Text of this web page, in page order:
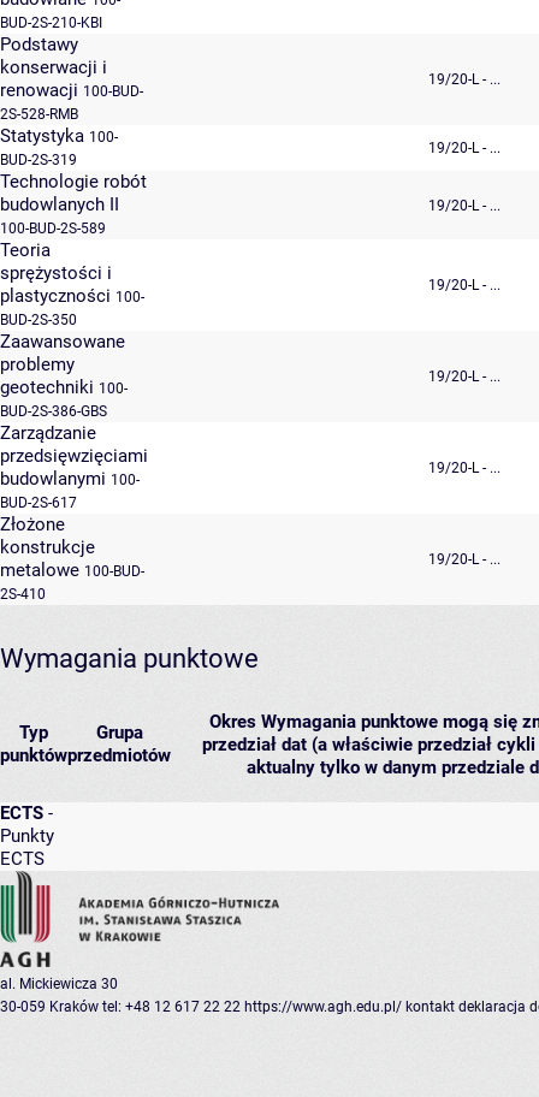
BUD-2S-210-KBI
Podstawy
konserwacji i
renowacji 100-BUD-
2S-528-RMB
19/20-L - ...
Statystyka 100-
BUD-2S-319
19/20-L - ...
Technologie robót
budowlanych II
100-BUD-2S-589
19/20-L - ...
Teoria
sprężystości i
plastyczności 100-
BUD-2S-350
19/20-L - ...
Zaawansowane
problemy
geotechniki 100-
BUD-2S-386-GBS
19/20-L - ...
Zarządzanie
przedsięwzięciami
budowlanymi 100-
BUD-2S-617
19/20-L - ...
Złożone
konstrukcje
metalowe 100-BUD-
2S-410
19/20-L - ...
Wymagania punktowe
Typ
punktów
Grupa
przedmiotów
Okres Wymagania punktowe mogą się
przedział dat (a właściwie przedział
aktualny tylko w danym przedziale
ECTS -
Punkty
ECTS
al. Mickiewicza 30
30-059 Kraków tel: +48 12 617 22 22 https://www.agh.edu.pl/ kontakt deklaracja